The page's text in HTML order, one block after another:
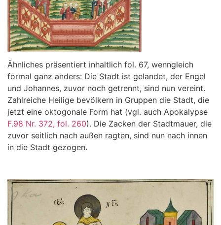
Ähnliches präsentiert inhaltlich fol. 67, wenngleich
formal ganz anders: Die Stadt ist gelandet, der Engel
und Johannes, zuvor noch getrennt, sind nun vereint.
Zahlreiche Heilige bevölkern in Gruppen die Stadt, die
jetzt eine oktogonale Form hat (vgl. auch Apokalypse
F.98 Nr. 372, fol. 260). Die Zacken der Stadtmauer, die
zuvor seitlich nach außen ragten, sind nun nach innen
in die Stadt gezogen.